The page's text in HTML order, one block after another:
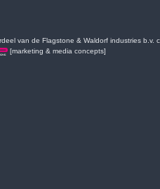
van de Flagstone & Waldorf industries b.v.
[marketing & media concepts]